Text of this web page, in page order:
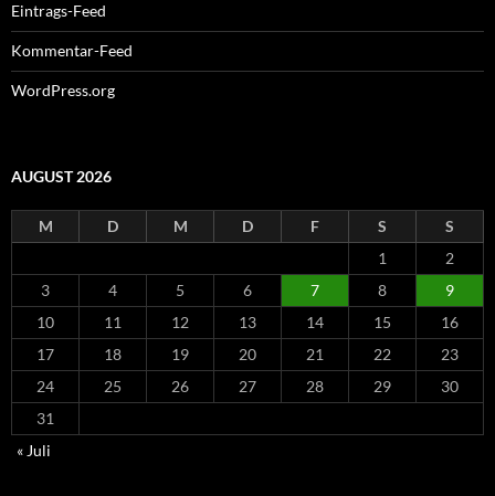
Eintrags-Feed
Kommentar-Feed
WordPress.org
AUGUST 2026
M D M D F S
S
1
2
3
4 5 6 7 8
9
10
11 12 13 14 15
16
17
18 19 20 21 22
23
24
25 26 27 28 29
30
31
« Juli